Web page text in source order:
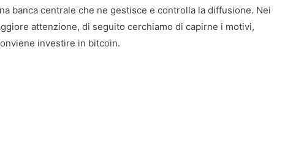
banca centrale che ne gestisce e controlla la diffusione. Nei
attenzione, di seguito cerchiamo di capirne i motivi,
investire in bitcoin.